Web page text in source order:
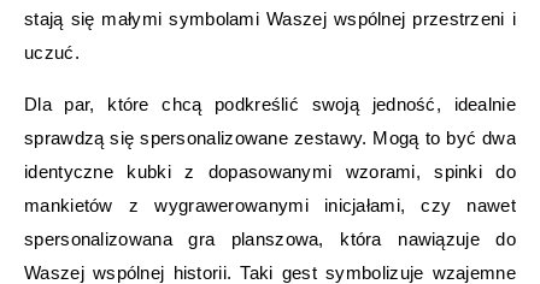
stają się małymi symbolami Waszej wspólnej przestrzeni i
uczuć.
Dla par, które chcą podkreślić swoją jedność, idealnie
sprawdzą się spersonalizowane zestawy. Mogą to być dwa
identyczne kubki z dopasowanymi wzorami, spinki do
mankietów z wygrawerowanymi inicjałami, czy nawet
spersonalizowana gra planszowa, która nawiązuje do
Waszej wspólnej historii. Taki gest symbolizuje wzajemne